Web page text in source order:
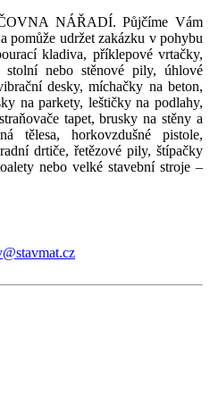
NÁŘADÍ. Půjčíme Vám
pomůže udržet zakázku v pohybu
kladiva, příklepové vrtačky,
nebo stěnové pily, úhlové
desky, míchačky na beton,
na parkety, leštičky na podlahy,
tapet, brusky na stěny a
tělesa, horkovzdušné pistole,
drtiče, řetězové pily, štípačky
nebo velké stavební stroje –